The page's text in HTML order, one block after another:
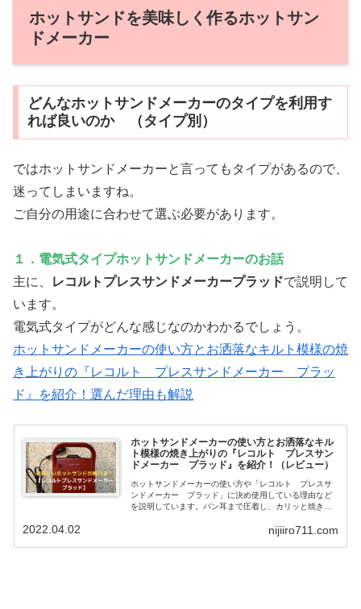
ホットサンドを美味しく作るホットサン
ドメーカー
どんなホットサンドメーカーのタイプを利用す
れば良いのか （タイプ別）
ではホットサンドメーカーと言ってもタイプがあるので、
迷ってしまいますね。
ご自分の用途に合わせて選ぶ必要があります。
１．電気式タイプホットサンドメーカーのお話
主に、
レコルトプレスサンドメーカープラッドで説明して
います。
電気式タイプがどんな感じなのかわかるでしょう。
ホットサンドメーカーの使い方とお洒落なキルト模様の焼
き上がりの『レコルト プレスサンドメーカー プラッ
ド』を紹介！選んだ理由も解説
ホットサンドメーカーの使い方とお洒落なキル
ト模様の焼き上がりの『レコルト プレスサン
ドメーカー プラッド』を紹介！（レビュー）
ホットサンドメーカーの使い方や「レコルト プレスサ
ンドメーカー プラッド」に決め使用している理由など
を説明しています。パン耳まで圧着し、カリッと焼き上
いる、簡単にホットサンドを作りたい人向けです。
nijiiro711.com
2022.04.02